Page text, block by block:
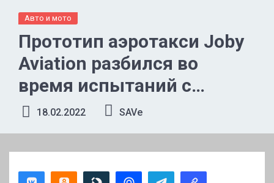
Авто и мото
Прототип аэротакси Joby
Aviation разбился во
время испытаний с
превышением скорости
18.02.2022 SAVe